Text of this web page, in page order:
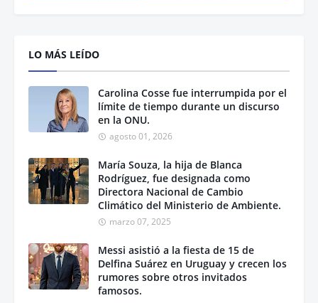
LO MÁS LEÍDO
Carolina Cosse fue interrumpida por el
límite de tiempo durante un discurso
en la ONU.
agosto 01, 2026
María Souza, la hija de Blanca
Rodríguez, fue designada como
Directora Nacional de Cambio
Climático del Ministerio de Ambiente.
marzo 07, 2025
Messi asistió a la fiesta de 15 de
Delfina Suárez en Uruguay y crecen los
rumores sobre otros invitados
famosos.